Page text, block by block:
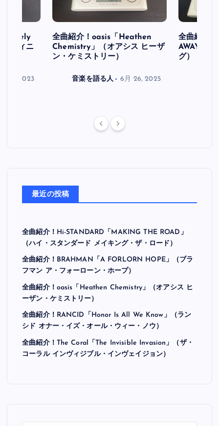
フィニ
30, 2023
全曲紹介！oasis「Heathen
Chemistry」（オアシス ヒーザ
ン・ケミストリー）
音楽を語る人 6月 26, 2025
全曲紹介
AWAY」
グ）
最近の投稿
全曲紹介！Hi-STANDARD「MAKING THE ROAD」
（ハイ・スタンダード メイキング・ザ・ロード）
全曲紹介！BRAHMAN「A FORLORN HOPE」（ブラ
フマン ア・フォーローン・ホープ）
全曲紹介！oasis「Heathen Chemistry」（オアシス ヒ
ーザン・ケミストリー）
全曲紹介！RANCID「Honor Is All We Know」（ラン
シド オナー・イズ・オール・ウィー・ノウ）
全曲紹介！The Coral「The Invisible Invasion」（ザ・
コーラル インヴィジブル・インヴェイジョン）